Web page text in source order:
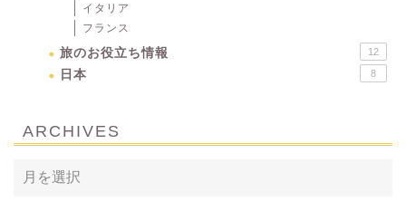
イタリア
フランス
旅のお役立ち情報 12
日本 8
ARCHIVES